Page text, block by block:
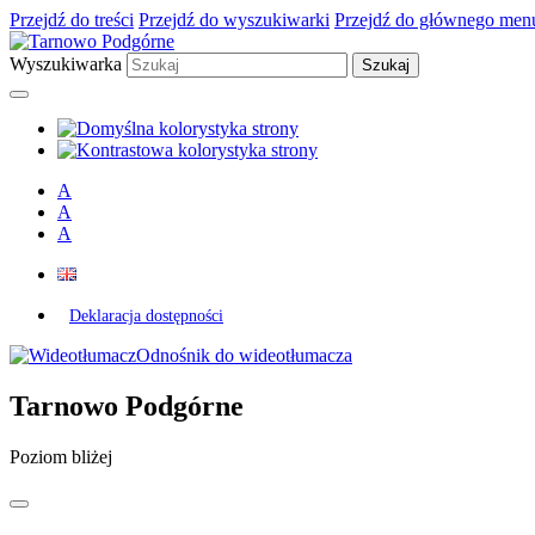
Przejdź do treści Przejdź do wyszukiwarki Przejdź do głównego
Wyszukiwarka
A
A
A
Deklaracja dostępności
Odnośnik do wideotłumacza
Tarnowo Podgórne
Poziom bliżej